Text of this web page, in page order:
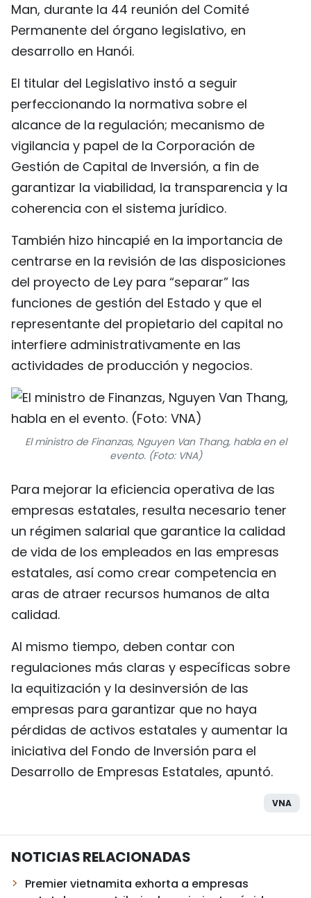
РУССКИЙ
Man, durante la 44 reunión del Comité
Permanente del órgano legislativo, en
desarrollo en Hanói.
El titular del Legislativo instó a seguir
perfeccionando la normativa sobre el
alcance de la regulación; mecanismo de
vigilancia y papel de la Corporación de
Gestión de Capital de Inversión, a fin de
garantizar la viabilidad, la transparencia y la
coherencia con el sistema jurídico.
También hizo hincapié en la importancia de
centrarse en la revisión de las disposiciones
del proyecto de Ley para “separar” las
funciones de gestión del Estado y que el
representante del propietario del capital no
interfiere administrativamente en las
actividades de producción y negocios.
El ministro de Finanzas, Nguyen Van Thang, habla en el
evento. (Foto: VNA)
Para mejorar la eficiencia operativa de las
empresas estatales, resulta necesario tener
un régimen salarial que garantice la calidad
de vida de los empleados en las empresas
estatales, así como crear competencia en
aras de atraer recursos humanos de alta
calidad.
Al mismo tiempo, deben contar con
regulaciones más claras y específicas sobre
la equitización y la desinversión de las
empresas para garantizar que no haya
pérdidas de activos estatales y aumentar la
iniciativa del Fondo de Inversión para el
Desarrollo de Empresas Estatales, apuntó.
VNA
NOTICIAS RELACIONADAS
Premier vietnamita exhorta a empresas